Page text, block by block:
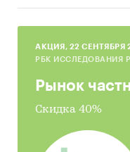
AКЦИЯ, 22 СЕНТЯБРЯ
РБК ИССЛЕДОВАНИЯ
Рынок
Скидка 40%